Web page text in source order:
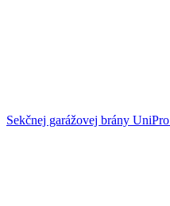
Sekčnej garážovej brány UniPro